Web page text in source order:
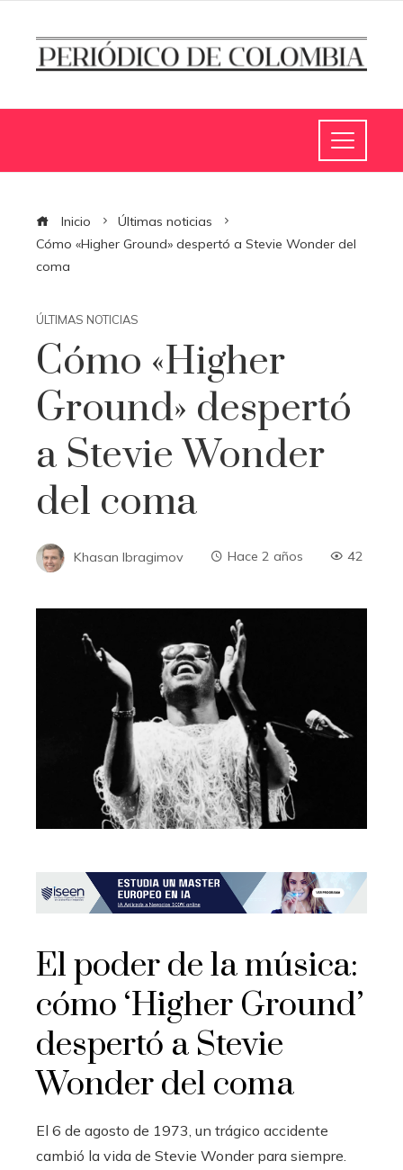
Inicio
Últimas noticias
Cómo «Higher Ground» despertó a Stevie Wonder del
coma
ÚLTIMAS NOTICIAS
Cómo «Higher
Ground» despertó
a Stevie Wonder
del coma
Khasan Ibragimov Hace 2 años 42
El poder de la música:
cómo ‘Higher Ground’
despertó a Stevie
Wonder del coma
El 6 de agosto de 1973, un trágico accidente
cambió la vida de Stevie Wonder para siempre.